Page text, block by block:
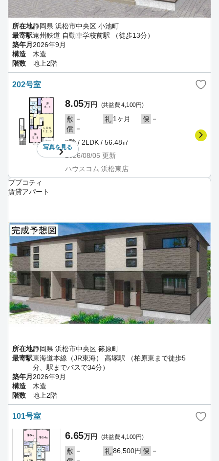
所在地静岡県 浜松市中央区 小池町
最寄駅遠州鉄道 自動車学校前駅 （徒歩13分）
築年月 2026年9月
構造
木造
階数
地上2階
202号室
写真を見る
8.05万円 (共益費 4,100円)
敷 － 礼 1ヶ月 保 －
償 －
2階 / 2LDK / 56.48㎡
2026/08/05 更新
ハウスコム 浜松東店
ププコティ
賃貸アパート
所在地静岡県 浜松市中央区 篠原町
最寄駅東海道本線（JR東海） 高塚駅 （柏原東まで徒歩5
分、駅までバスで34分）
築年月 2026年9月
構造
木造
階数
地上2階
101号室
6.65万円 (共益費 4,100円)
敷 － 礼86,500円 保 －